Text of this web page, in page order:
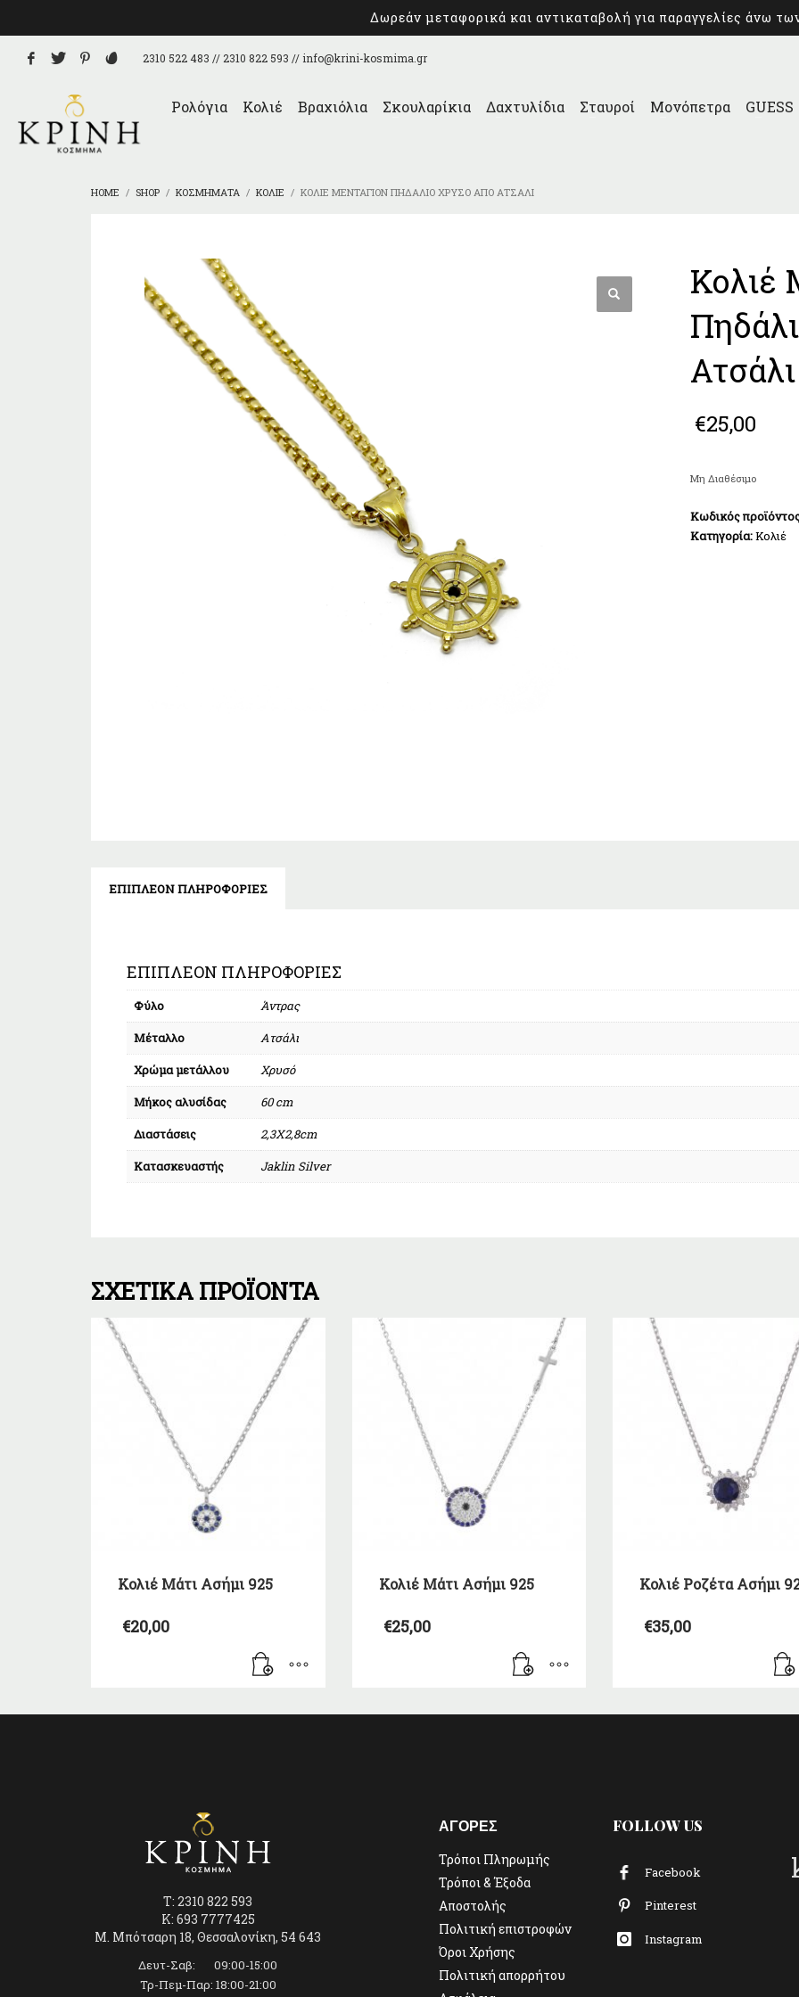
Δωρεάν μεταφορικά και αντικαταβολή για παραγγελίες άνω
2310 522 483 // 2310 822 593 // info@krini-kosmima.gr
Ρολόγια Κολιέ Βραχιόλια Σκουλαρίκια Δαχτυλίδια Σταυροί Μονόπετρα GUESS
HOME SHOP ΚΟΣΜΉΜΑΤΑ ΚΟΛΙΈ ΚΟΛΙΈ ΜΕΝΤΑΓΙΌΝ ΠΗΔΆΛΙΟ ΧΡΥΣΌ ΑΠΌ ΑΤΣΆΛΙ
Κολιέ
Ατσάλι
€25,00
Μη Διαθέσιμο
Κωδικός
Κατηγορία:Κολιέ
ΕΠΙΠΛΈΟΝ ΠΛΗΡΟΦΟΡΊΕΣ
ΕΠΙΠΛΈΟΝ ΠΛΗΡΟΦΟΡΊΕΣ
Φύλο
Άντρας
Μέταλλο
Ατσάλι
Χρώμα μετάλλου
Χρυσό
Μήκος αλυσίδας
60 cm
Διαστάσεις
2,3X2,8cm
Κατασκευαστής
Jaklin Silver
ΣΧΕΤΙΚΆ ΠΡΟΪΌΝΤΑ
Κολιέ Μάτι Ασήμι 925
€20,00
Κολιέ Μάτι Ασήμι 925
€25,00
Κολιέ Ροζέτα Ασήμι
€35,00
T: 2310 822 593
K: 693 7777425
Μ. Μπότσαρη 18, Θεσσαλονίκη, 54 643
Δευτ-Σαβ: 09:00-15:00
Τρ-Πεμ-Παρ: 18:00-21:00
ΑΓΟΡΕΣ
Τρόποι Πληρωμής
Τρόποι & Έξοδα
Αποστολής
Πολιτική επιστροφών
Όροι Χρήσης
Πολιτική απορρήτου
FOLLOW US
Facebook
Pinterest
Instagram